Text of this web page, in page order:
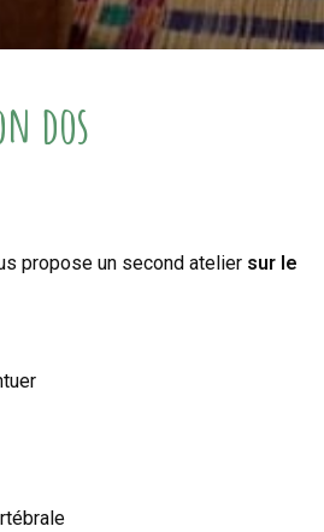
dos
propose un second atelier sur le